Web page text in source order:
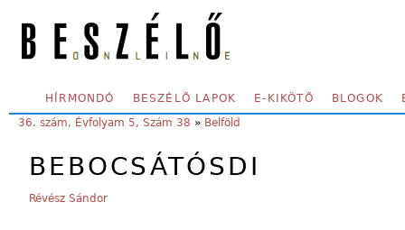
SECONDARY MENU
HÍRMONDÓ BESZÉLŐ LAPOK E-KIKÖTŐ BLOGOK
YOU ARE HERE:
36. szám, Évfolyam 5, Szám 38 » Belföld
BEBOCSÁTÓSDI
Révész Sándor